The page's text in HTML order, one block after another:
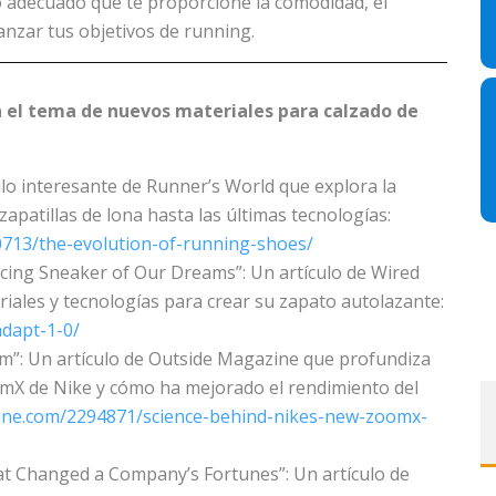
tus objetivos de running.
tema de nuevos materiales para calzado de
interesante de Runner’s World que explora la
de lona hasta las últimas tecnologías:
the-evolution-of-running-shoes/
Sneaker of Our Dreams”: Un artículo de Wired
y tecnologías para crear su zapato autolazante:
1-0/
Un artículo de Outside Magazine que profundiza
de Nike y cómo ha mejorado el rendimiento del
2294871/science-behind-nikes-new-zoomx-
a Company’s Fortunes”: Un artículo de